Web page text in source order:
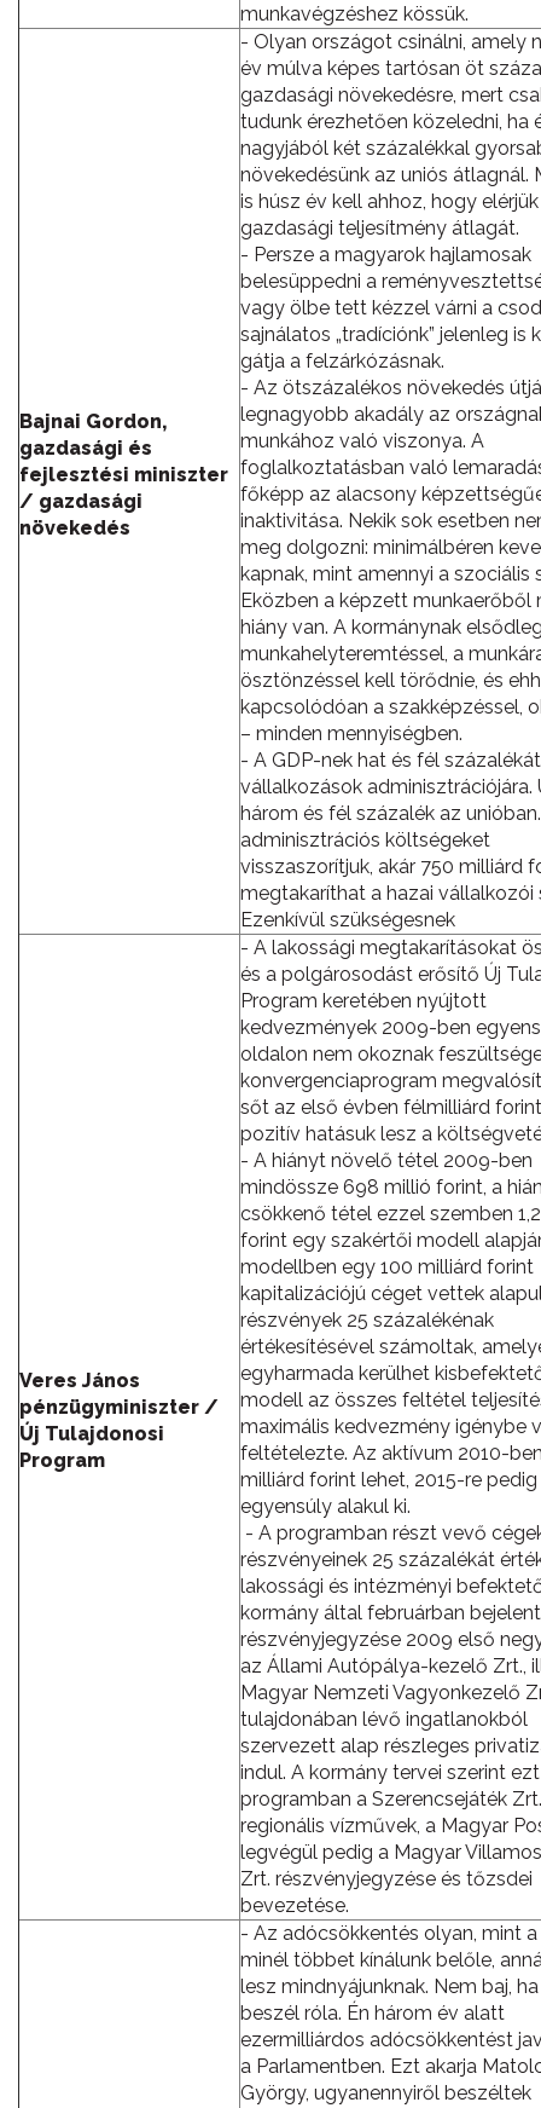
munkavégzéshez kössük.
Bajnai Gordon,
gazdasági és
fejlesztési miniszter
/ gazdasági
növekedés
- Olyan országot csinálni, amely
év múlva képes tartósan öt
gazdasági növekedésre, mert
tudunk érezhetően közeledni, ha
nagyjából két százalékkal
növekedésünk az uniós átlagnál.
is húsz év kell ahhoz, hogy
gazdasági teljesítmény átlagát.
- Persze a magyarok hajlamosak
belesüppedni a
vagy ölbe tett kézzel várni a
sajnálatos „tradíciónk” jelenleg is
gátja a felzárkózásnak.
- Az ötszázalékos növekedés
legnagyobb akadály az
munkához való viszonya. A
foglalkoztatásban való
főképp az alacsony
inaktivitása. Nekik sok esetben
meg dolgozni: minimálbéren
kapnak, mint amennyi a szociális
Eközben a képzett munkaerőből
hiány van. A kormánynak
munkahelyteremtéssel, a
ösztönzéssel kell törődnie, és
kapcsolódóan a szakképzéssel,
– minden mennyiségben.
- A GDP-nek hat és fél
vállalkozások adminisztrációjára.
három és fél százalék az
adminisztrációs költségeket
visszaszorítjuk, akár 750 milliárd
megtakaríthat a hazai vállalkozói
Ezenkívül szükségesnek
Veres János
pénzügyminiszter /
Új Tulajdonosi
Program
- A lakossági megtakarításokat
és a polgárosodást erősítő Új
Program keretében nyújtott
kedvezmények 2009-ben
oldalon nem okoznak
konvergenciaprogram
sőt az első évben félmilliárd
pozitív hatásuk lesz a
- A hiányt növelő tétel 2009-ben
mindössze 698 millió forint, a
csökkenő tétel ezzel szemben
forint egy szakértői modell
modellben egy 100 milliárd forint
kapitalizációjú céget vettek
részvények 25 százalékénak
értékesítésével számoltak,
egyharmada kerülhet
modell az összes feltétel
maximális kedvezmény igénybe
feltételezte. Az aktívum 2010-ben
milliárd forint lehet, 2015-re pedig
egyensúly alakul ki.
- A programban részt vevő
részvényeinek 25 százalékát
lakossági és intézményi
kormány által februárban
részvényjegyzése 2009 első
az Állami Autópálya-kezelő Zrt.,
Magyar Nemzeti Vagyonkezelő
tulajdonában lévő ingatlanokból
szervezett alap részleges
indul. A kormány tervei szerint
programban a Szerencsejáték
regionális vízművek, a Magyar
legvégül pedig a Magyar
Zrt. részvényjegyzése és tőzsdei
bevezetése.
- Az adócsökkentés olyan, mint
minél többet kínálunk belőle,
lesz mindnyájunknak. Nem baj,
beszél róla. Én három év alatt
ezermilliárdos adócsökkentést
a Parlamentben. Ezt akarja
György, ugyanennyiről beszéltek